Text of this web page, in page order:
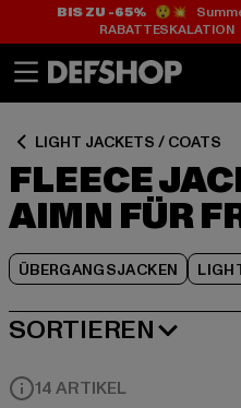
BIS ZU -65%😲💥
LIGHT JACKETS / COATS
FLEECE
AIMN FÜR
ÜBERGANGSJACKEN
SORTIEREN
BELIEBTESTE
14 ARTIKEL